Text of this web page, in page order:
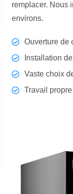
remplacer. Nous
environs.
Ouverture de
Installation
Vaste choix
Travail